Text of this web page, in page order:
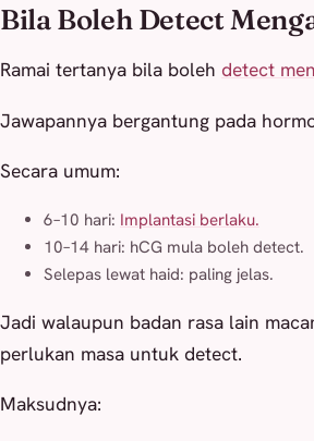
Bila Boleh Detect
Ramai tertanya bila boleh detect
Jawapannya bergantung pada
Secara umum:
6–10 hari: Implantasi berlaku.
10–14 hari: hCG mula boleh detect.
Selepas lewat haid: paling jelas.
Jadi walaupun badan rasa lain
perlukan masa untuk detect.
Maksudnya: